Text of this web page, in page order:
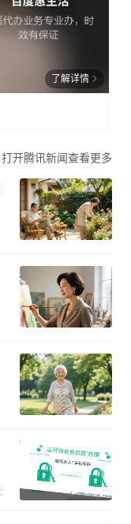
了解详情
打开腾讯新闻查看更多
00:15